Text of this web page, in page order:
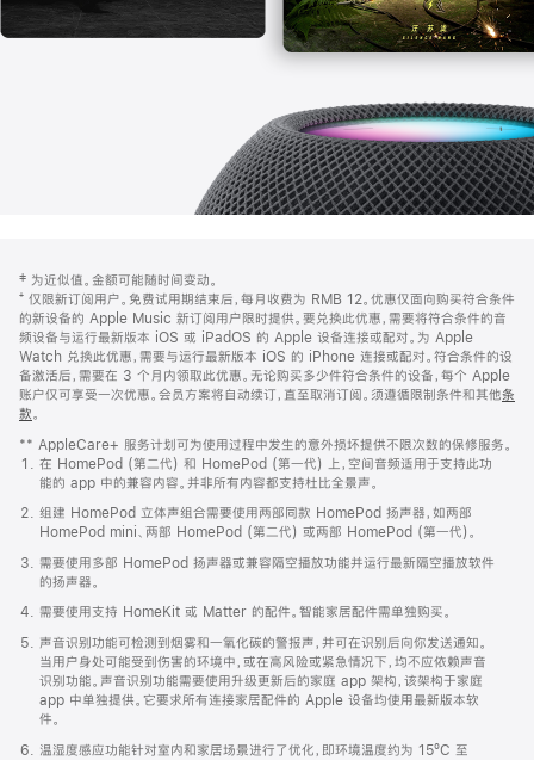
页
页
脚
注
‡ 为近似值。金额可能随时间变动。
⁺ 仅限新订阅用户。免费试用期结束后，每月收费为 RMB 12。优惠仅面向购买符合条件
的新设备的 Apple Music 新订阅用户限时提供。要兑换此优惠，需要将符合条件的音
频设备与运行最新版本 iOS 或 iPadOS 的 Apple 设备连接或配对。为 Apple
Watch 兑换此优惠，需要与运行最新版本 iOS 的 iPhone 连接或配对。符合条件的设
备激活后，需要在 3 个月内领取此优惠。无论购买多少件符合条件的设备，每个 Apple
账户仅可享受一次优惠。会员方案将自动续订，直至取消订阅。须遵循限制条件和其他条
款。
窗
口
中
打
开)
** AppleCare+ 服务计划可为使用过程中发生的意外损坏提供不限次数的保修服务。
在 HomePod (第二代) 和 HomePod (第一代) 上，空间音频适用于支持此功
能的 app 中的兼容内容。并非所有内容都支持杜比全景声。
组建 HomePod 立体声组合需要使用两部同款 HomePod 扬声器，如两部
HomePod mini、两部 HomePod (第二代) 或两部 HomePod (第一代)。
需要使用多部 HomePod 扬声器或兼容隔空播放功能并运行最新隔空播放软件
的扬声器。
需要使用支持 HomeKit 或 Matter 的配件。智能家居配件需单独购买。
声音识别功能可检测到烟雾和一氧化碳的警报声，并可在识别后向你发送通知。
当用户身处可能受到伤害的环境中，或在高风险或紧急情况下，均不应依赖声音
识别功能。声音识别功能需要使用升级更新后的家庭 app 架构，该架构于家庭
app 中单独提供。它要求所有连接家居配件的 Apple 设备均使用最新版本软
件。
温湿度感应功能针对室内和家居场景进行了优化，即环境温度约为 15ºC 至